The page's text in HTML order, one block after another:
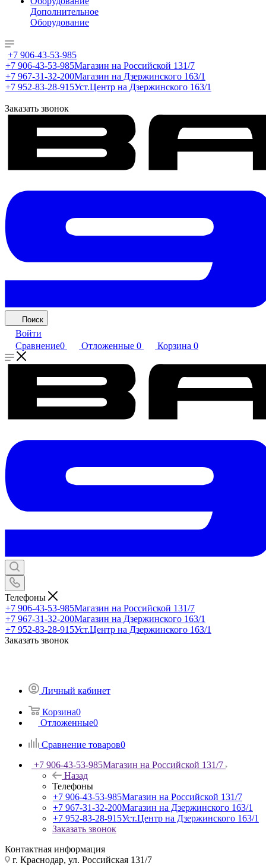
Дополнительное
Оборудование
+7 906-43-53-985
+7 906-43-53-985Магазин на Российской 131/7
+7 967-31-32-200Магазин на Дзержинского 163/1
+7 952-83-28-915Уст.Центр на Дзержинского 163/1
Заказать звонок
Поиск
Войти
Сравнение0 Отложенные 0 Корзина 0
Телефоны
+7 906-43-53-985Магазин на Российской 131/7
+7 967-31-32-200Магазин на Дзержинского 163/1
+7 952-83-28-915Уст.Центр на Дзержинского 163/1
Заказать звонок
Личный кабинет
Корзина0
Отложенные0
Сравнение товаров0
+7 906-43-53-985Магазин на Российской 131/7
Назад
Телефоны
+7 906-43-53-985Магазин на Российской 131/7
+7 967-31-32-200Магазин на Дзержинского 163/1
+7 952-83-28-915Уст.Центр на Дзержинского 163/1
Заказать звонок
Контактная информация
г. Краснодар, ул. Российская 131/7